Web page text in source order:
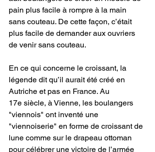
pain plus facile à rompre à la main
sans couteau. De cette façon, c’était
plus facile de demander aux ouvriers
de venir sans couteau.
En ce qui concerne le croissant, la
légende dit qu’il aurait été créé en
Autriche et pas en France. Au
17e siècle, à Vienne, les boulangers
"viennois" ont inventé une
"viennoiserie" en forme de croissant de
lune comme sur le drapeau ottoman
pour célébrer une victoire de l’armée